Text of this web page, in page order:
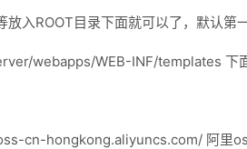
放入ROOT目录下面就可以了，默认第
webapps/WEB-INF/templates 下
cn-hongkong.aliyuncs.com/ 阿里